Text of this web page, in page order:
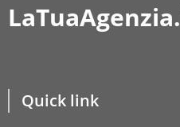
Quick link